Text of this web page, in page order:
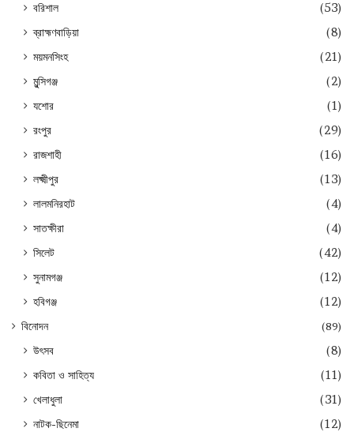
বরিশাল
(53)
ব্রাহ্মণবাড়িয়া
(8)
ময়মনসিংহ
(21)
মুন্সিগঞ্জ
(2)
যশোর
(1)
রংপুর
(29)
রাজশাহী
(16)
লক্ষ্মীপুর
(13)
লালমনিরহাট
(4)
সাতক্ষীরা
(4)
সিলেট
(42)
সুনামগঞ্জ
(12)
হবিগঞ্জ
(12)
বিনোদন (89)
উৎসব
(8)
কবিতা ও সাহিত্য
(11)
খেলাধুলা
(31)
নাটক-ছিনেমা
(12)